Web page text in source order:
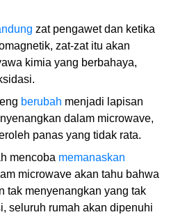
zat pengawet dan ketika
zat-zat itu akan
kimia yang berbahaya,
berubah menjadi lapisan
dalam microwave,
panas yang tidak rata.
mencoba memanaskan
microwave akan tahu bahwa
tak menyenangkan yang tak
seluruh rumah akan dipenuhi